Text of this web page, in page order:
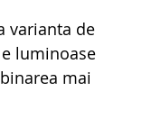
varianta de
luminoase
mai